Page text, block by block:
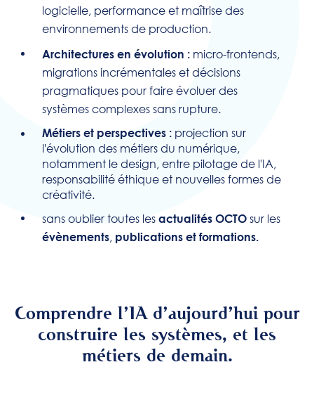
logicielle, performance et maîtrise des
environnements de production.
Architectures en évolution : micro-frontends,
migrations incrémentales et décisions
pragmatiques pour faire évoluer des
systèmes complexes sans rupture.
Métiers et perspectives : projection sur
l'évolution des métiers du numérique,
notamment le design, entre pilotage de l'IA,
responsabilité éthique et nouvelles formes de
créativité.
sans oublier toutes les actualités OCTO sur les
évènements, publications et formations.
Comprendre l’IA d’aujourd’hui pour
construire les systèmes, et les
métiers de demain.